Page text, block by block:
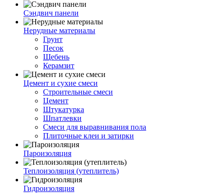
Сэндвич панели
Нерудные материалы
Грунт
Песок
Щебень
Керамзит
Цемент и сухие смеси
Строительные смеси
Цемент
Штукатурка
Шпатлевки
Смеси для выравнивания пола
Плиточные клеи и затирки
Пароизоляция
Теплоизоляция (утеплитель)
Гидроизоляция